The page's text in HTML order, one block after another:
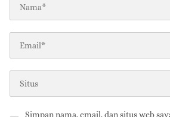
Simpan nama, email, dan situs web